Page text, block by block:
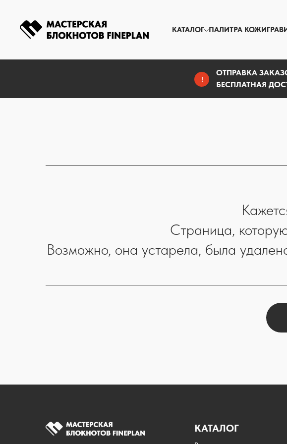
КАТАЛОГ ПАЛИТРА КОЖИ
!
ОТПРАВКА
БЕСПЛАТНАЯ
Страница,
Возможно, она устарела, была
КАТАЛОГ